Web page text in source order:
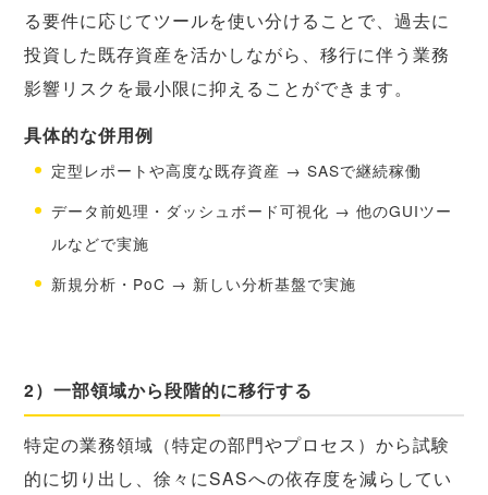
る要件に応じてツールを使い分けることで、過去に
投資した既存資産を活かしながら、移行に伴う業務
影響リスクを最小限に抑えることができます。
具体的な併用例
定型レポートや高度な既存資産 → SASで継続稼働
データ前処理・ダッシュボード可視化 → 他のGUIツー
ルなどで実施
新規分析・PoC → 新しい分析基盤で実施
2）一部領域から段階的に移行する
特定の業務領域（特定の部門やプロセス）から試験
的に切り出し、徐々にSASへの依存度を減らしてい